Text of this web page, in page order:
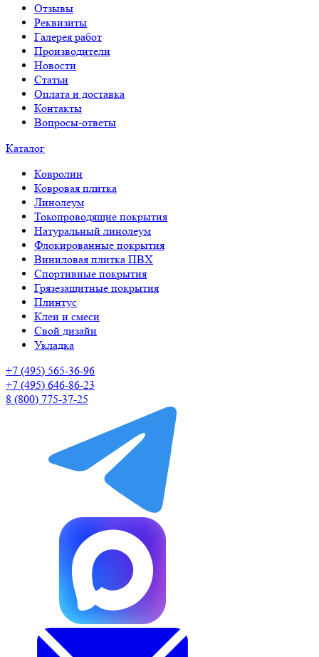
Отзывы
Реквизиты
Галерея работ
Производители
Новости
Статьи
Оплата и доставка
Контакты
Вопросы-ответы
Каталог
Ковролин
Ковровая плитка
Линолеум
Токопроводящие покрытия
Натуральный линолеум
Флокированные покрытия
Виниловая плитка ПВХ
Спортивные покрытия
Грязезащитные покрытия
Плинтус
Клеи и смеси
Свой дизайн
Укладка
+7 (495) 565-36-96
+7 (495) 646-86-23
8 (800) 775-37-25